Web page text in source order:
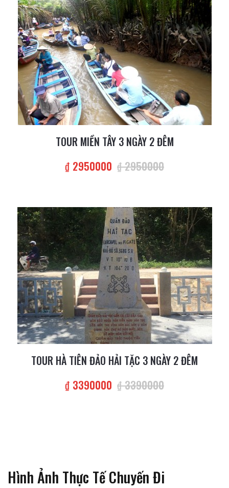
TOUR MIỀN TÂY 3 NGÀY 2 ĐÊM
₫ 2950000 ₫ 2950000
TOUR HÀ TIÊN ĐẢO HẢI TẶC 3 NGÀY 2 ĐÊM
₫ 3390000 ₫ 3390000
Hình Ảnh Thực Tế Chuyến Đi